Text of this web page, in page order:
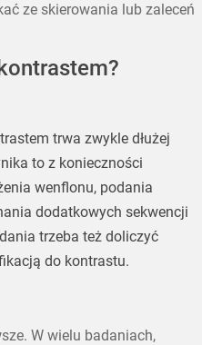
ze skierowania lub zaleceń
trwa zwykle dłużej
to z konieczności
wenflonu, podania
dodatkowych sekwencji
trzeba też doliczyć
do kontrastu.
W wielu badaniach,